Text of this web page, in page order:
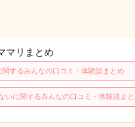
マリまとめ
関するみんなの口コミ・体験談まとめ
いに関するみんなの口コミ・体験談ま